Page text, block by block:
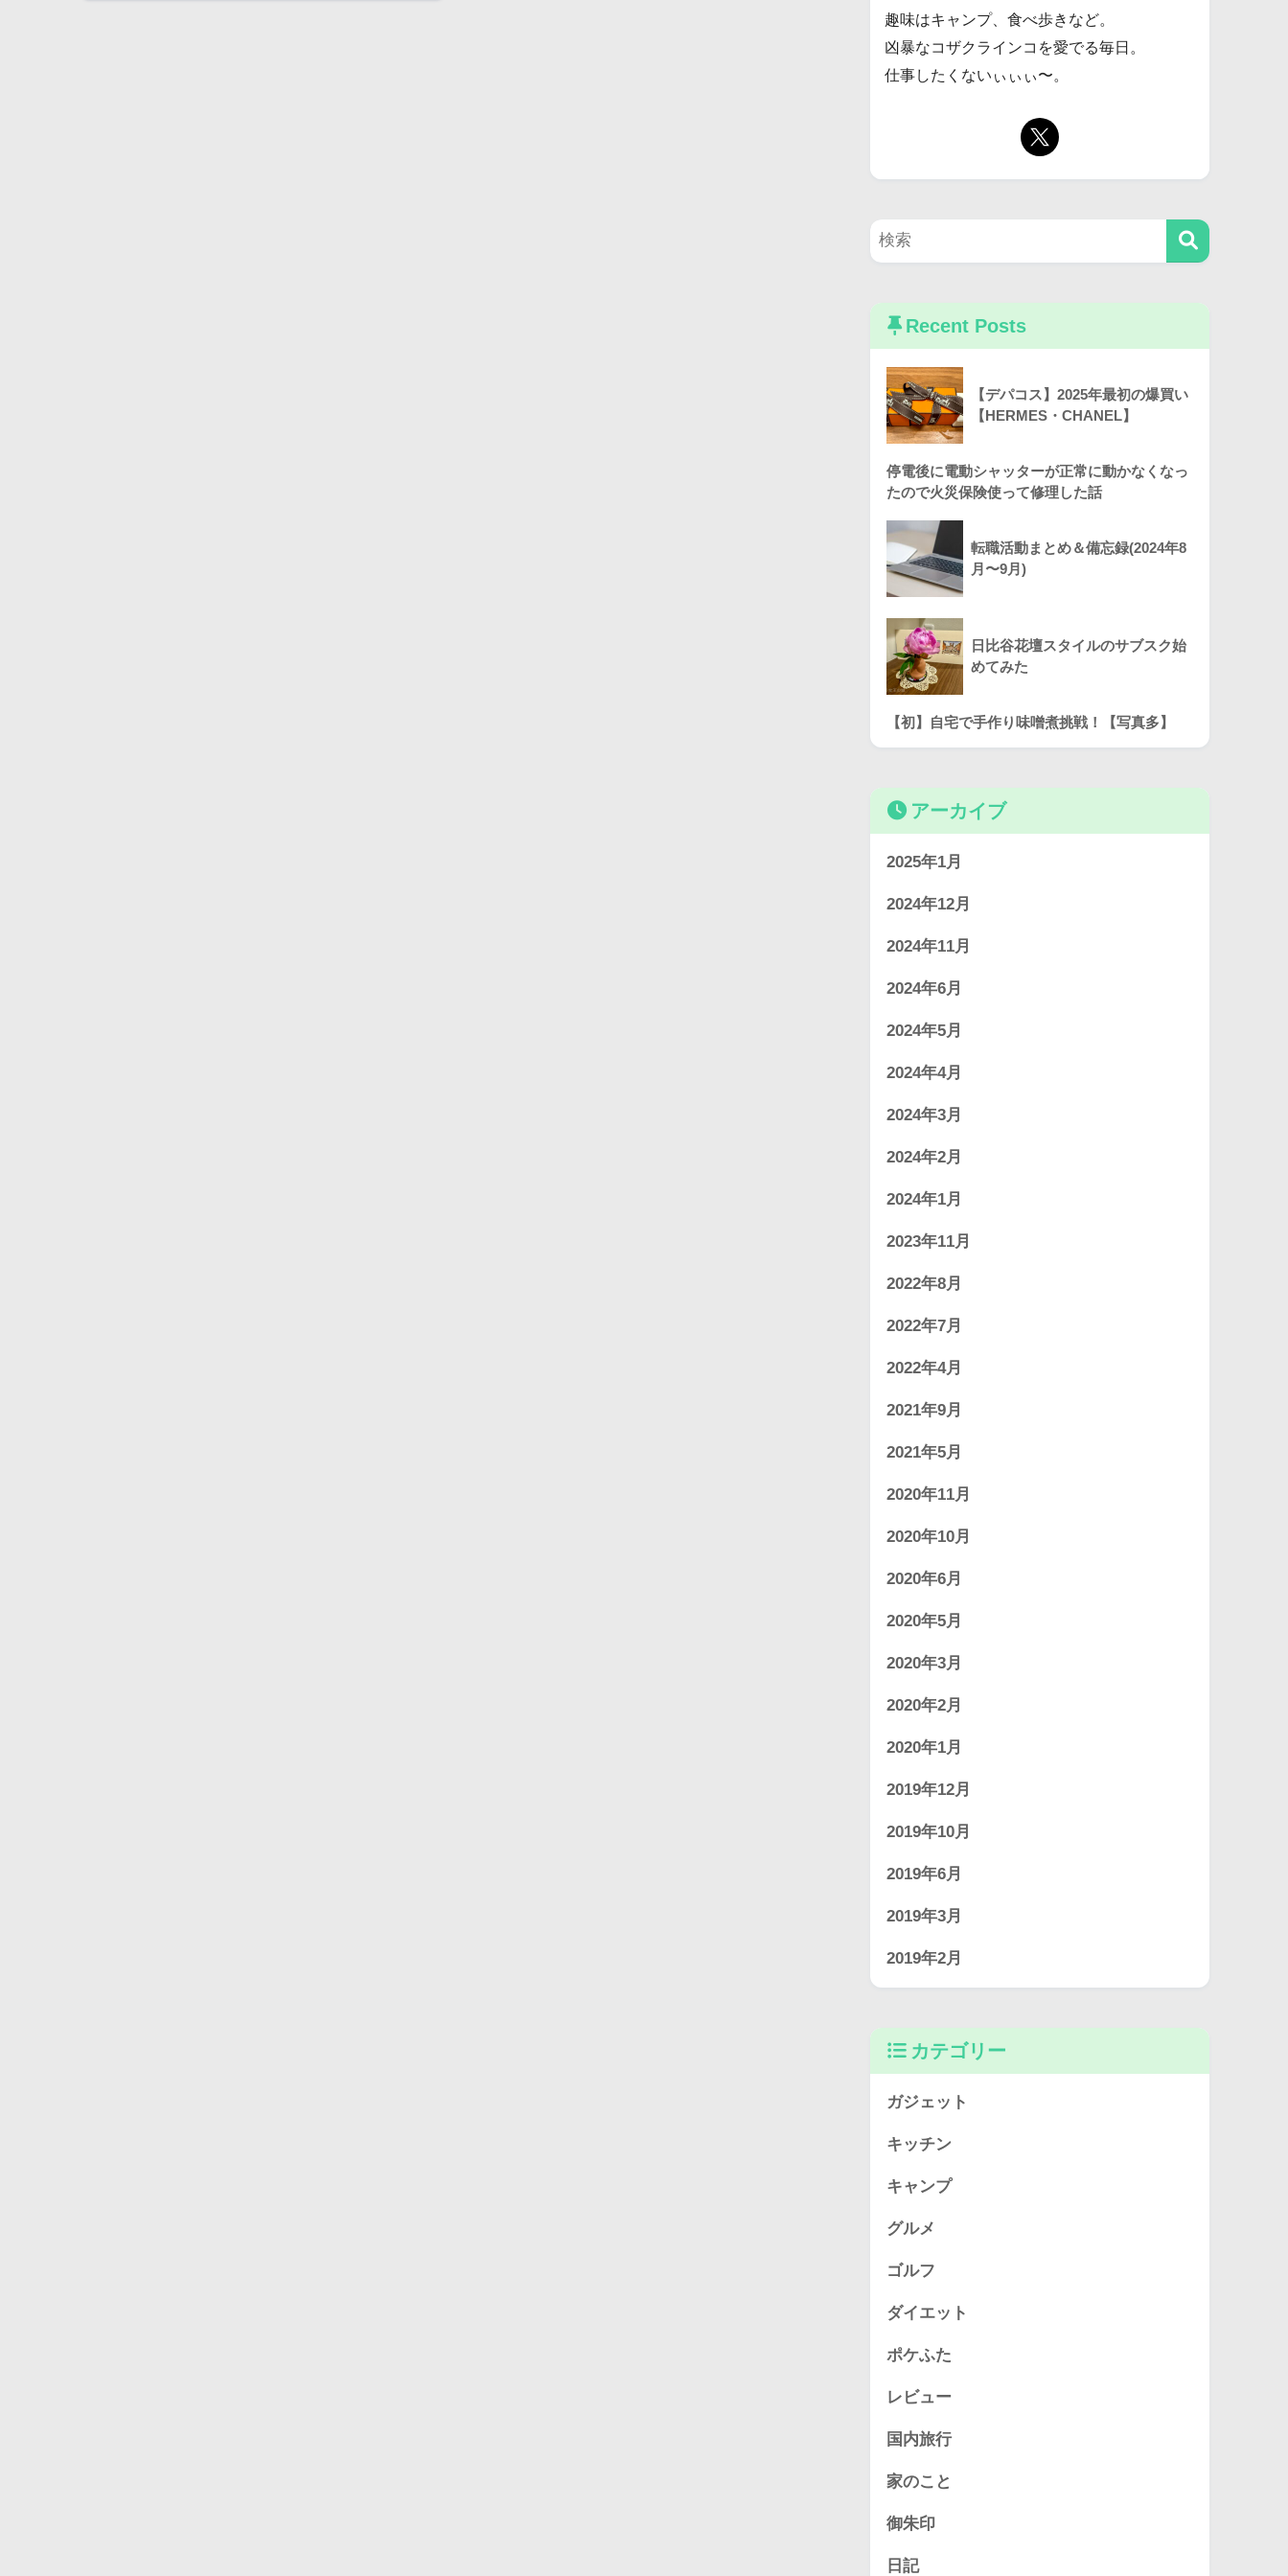
趣味はキャンプ、食べ歩きなど。
凶暴なコザクラインコを愛でる毎日。
仕事したくないぃぃぃ〜。
Recent Posts
【デパコス】2025年最初の爆買い
【HERMES・CHANEL】
停電後に電動シャッターが正常に動かなくなっ
たので火災保険使って修理した話
転職活動まとめ＆備忘録(2024年8
月〜9月)
日比谷花壇スタイルのサブスク始
めてみた
【初】自宅で手作り味噌煮挑戦！【写真多】
アーカイブ
2025年1月
2024年12月
2024年11月
2024年6月
2024年5月
2024年4月
2024年3月
2024年2月
2024年1月
2023年11月
2022年8月
2022年7月
2022年4月
2021年9月
2021年5月
2020年11月
2020年10月
2020年6月
2020年5月
2020年3月
2020年2月
2020年1月
2019年12月
2019年10月
2019年6月
2019年3月
2019年2月
カテゴリー
ガジェット
キッチン
キャンプ
グルメ
ゴルフ
ダイエット
ポケふた
レビュー
国内旅行
家のこと
御朱印
日記